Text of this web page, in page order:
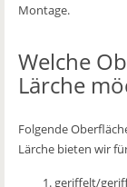
Montage.
Welche
Lärche
Folgende
Lärche bieten wir
geriffelt/